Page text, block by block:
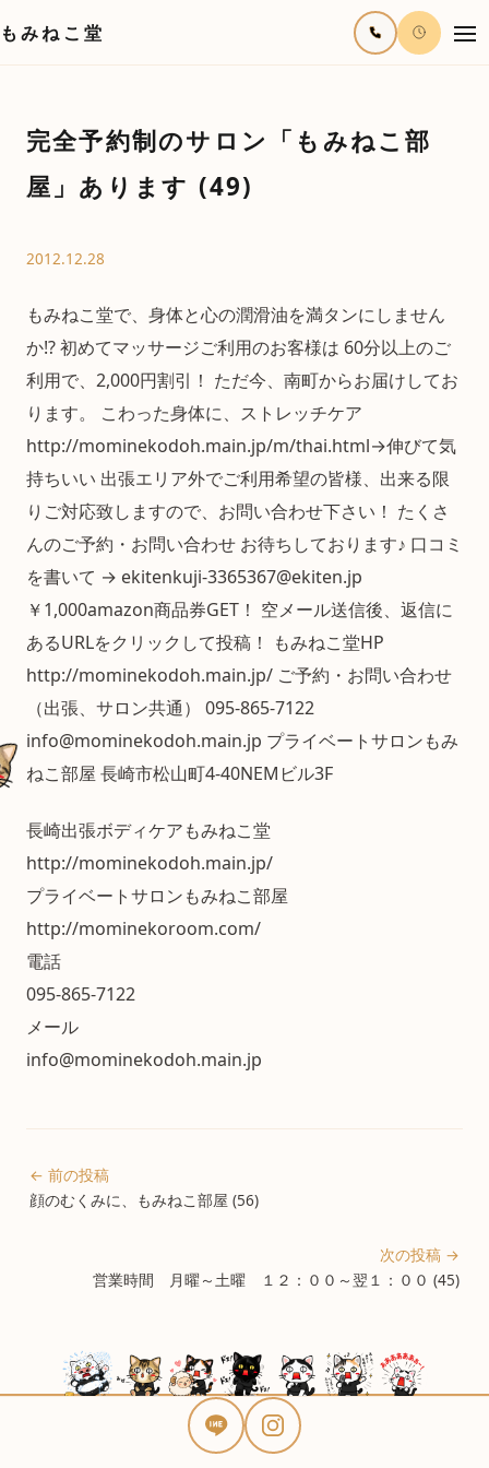
もみねこ堂
完全予約制のサロン「もみねこ部
屋」あります (49)
2012.12.28
もみねこ堂で、身体と心の潤滑油を満タンにしません
か!? 初めてマッサージご利用のお客様は 60分以上のご
利用で、2,000円割引！ ただ今、南町からお届けしてお
ります。 こわった身体に、ストレッチケア
http://mominekodoh.main.jp/m/thai.html→伸びて気
持ちいい 出張エリア外でご利用希望の皆様、出来る限
りご対応致しますので、お問い合わせ下さい！ たくさ
んのご予約・お問い合わせ お待ちしております♪ 口コミ
を書いて → ekitenkuji-3365367@ekiten.jp
￥1,000amazon商品券GET！ 空メール送信後、返信に
あるURLをクリックして投稿！ もみねこ堂HP
http://mominekodoh.main.jp/ ご予約・お問い合わせ
（出張、サロン共通） 095-865-7122
info@mominekodoh.main.jp プライベートサロンもみ
ねこ部屋 長崎市松山町4-40NEMビル3F
長崎出張ボディケアもみねこ堂
http://mominekodoh.main.jp/
プライベートサロンもみねこ部屋
http://mominekoroom.com/
電話
095-865-7122
メール
info@mominekodoh.main.jp
← 前の投稿
顔のむくみに、もみねこ部屋 (56)
次の投稿 →
営業時間 月曜～土曜 １２：００～翌１：００ (45)